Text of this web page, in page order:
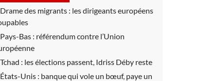
Drame des migrants : les dirigeants européens
Pays-Bas : référendum contre l’Union
Tchad : les élections passent, Idriss Déby reste
États-Unis : banque qui vole un bœuf, paye un